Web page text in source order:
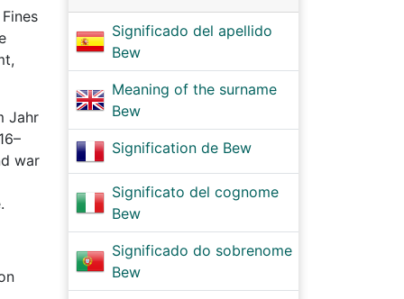
Jahr
war
Significado del apellido
Bew
Meaning of the surname
Bew
Signification de Bew
Significato del cognome
Bew
Significado do sobrenome
Bew